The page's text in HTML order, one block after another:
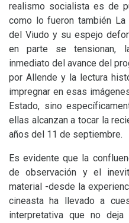
realismo socialista es de
como lo fueron también La
del Viudo y su espejo
en parte se tensionan,
inmediato del avance del
por Allende y la lectura
impregnar en esas
Estado, sino
ellas alcanzan a tocar la
años del 11 de septiembre.
Es evidente que la
de observación y el
material -desde la
cineasta ha llevado a
interpretativa que no